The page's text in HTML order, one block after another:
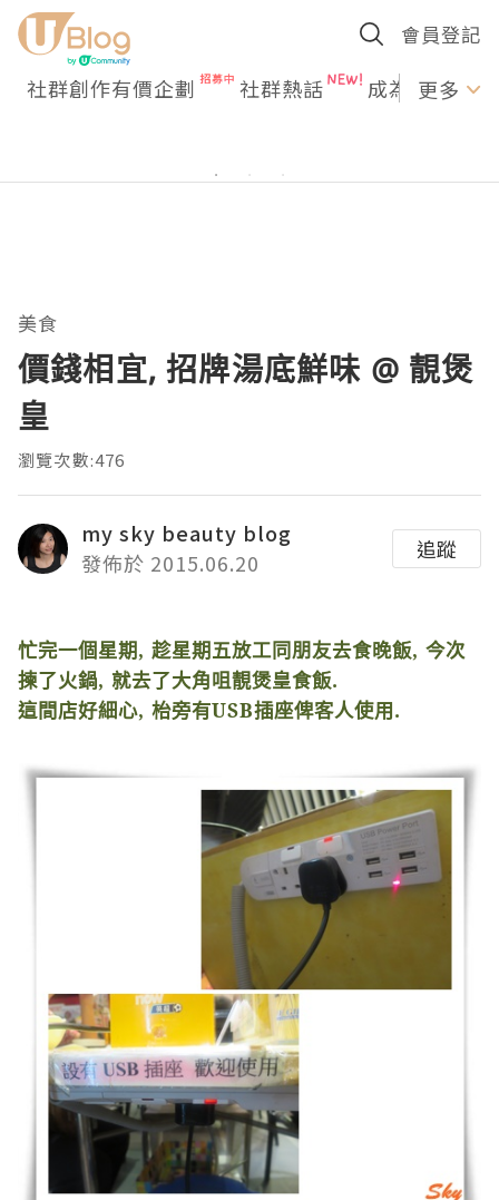
會員登記
社群創作有價企劃 社群熱話 成為U更多
美食
價錢相宜, 招牌湯底鮮味 @ 靚煲
皇
瀏覽次數:476
my sky beauty blog
發佈於 2015.06.20
追蹤
忙完一個星期, 趁星期五放工同朋友去食晚飯, 今次
揀了火鍋, 就去了大角咀靚煲皇食飯.
這間店好細心, 枱旁有USB插座俾客人使用.